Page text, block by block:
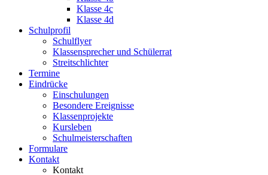
Klasse 4c
Klasse 4d
Schulprofil
Schulflyer
Klassensprecher und Schülerrat
Streitschlichter
Termine
Eindrücke
Einschulungen
Besondere Ereignisse
Klassenprojekte
Kursleben
Schulmeisterschaften
Formulare
Kontakt
Kontakt